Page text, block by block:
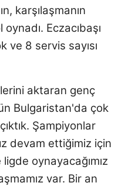
karşılaşmanın
Eczacıbaşı
ve 8 servis sayısı
aktaran genç
Bulgaristan'da çok
Şampiyonlar
devam ettiğimiz için
oynayacağımız
var. Bir an